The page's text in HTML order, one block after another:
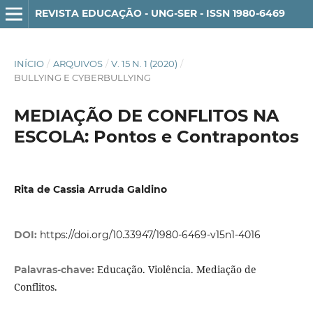
REVISTA EDUCAÇÃO - UNG-SER - ISSN 1980-6469
INÍCIO / ARQUIVOS / V. 15 N. 1 (2020) /
BULLYING E CYBERBULLYING
MEDIAÇÃO DE CONFLITOS NA
ESCOLA: Pontos e Contrapontos
Rita de Cassia Arruda Galdino
DOI: https://doi.org/10.33947/1980-6469-v15n1-4016
Palavras-chave: Educação. Violência. Mediação de
Conflitos.